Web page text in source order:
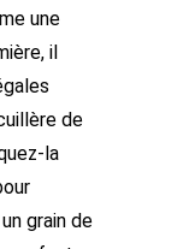
une
il
de
la
grain de